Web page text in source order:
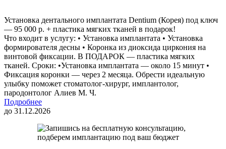
Установка дентального имплантата Dentium (Корея) под ключ
— 95 000 р. + пластика мягких тканей в подарок!
Что входит в услугу: • Установка имплантата • Установка
формирователя десны • Коронка из диоксида циркония на
винтовой фиксации. В ПОДАРОК — пластика мягких
тканей. Сроки: •Установка имплантата — около 15 минут •
Фиксация коронки — через 2 месяца. Обрести идеальную
улыбку поможет стоматолог-хирург, имплантолог,
пародонтолог Алиев М. Ч.
Подробнее
до 31.12.2026